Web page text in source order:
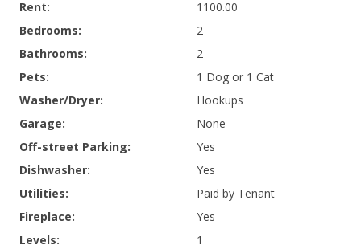
Rent:
1100.00
Bedrooms:
2
Bathrooms:
2
Pets:
1 Dog or 1 Cat
Washer/Dryer:
Hookups
Garage:
None
Off-street Parking:
Yes
Dishwasher:
Yes
Utilities:
Paid by Tenant
Fireplace:
Yes
Levels:
1